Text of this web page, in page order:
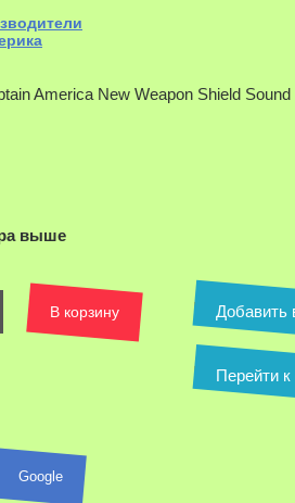
America New Weapon Shield Sound
выше
В корзину Добавить
Перейти
Google